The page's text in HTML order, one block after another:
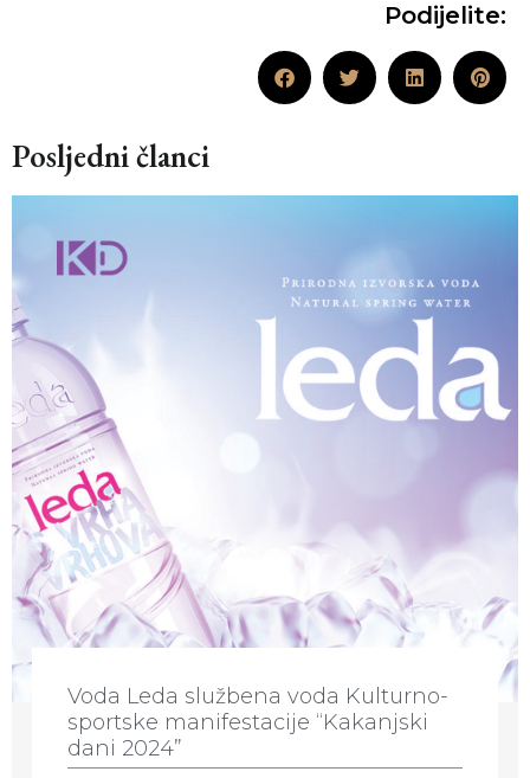
Podijelite:
Posljedni članci
Voda Leda službena voda Kulturno-
sportske manifestacije “Kakanjski
dani 2024”